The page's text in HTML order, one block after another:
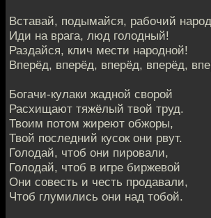
Вставай, подымайся, рабочий
Иди на врага, люд голодный!
Раздайся, клич мести народной!
Вперёд, вперёд, вперёд, вперёд,
Богачи-кулаки жадной сворой
Расхищают тяжёлый твой труд.
Твоим потом жиреют обжоры,
Твой последний кусок они рвут.
Голодай, чтоб они пировали,
Голодай, чтоб в игре биржевой
Они совесть и честь продавали,
Чтоб глумились они над тобой.